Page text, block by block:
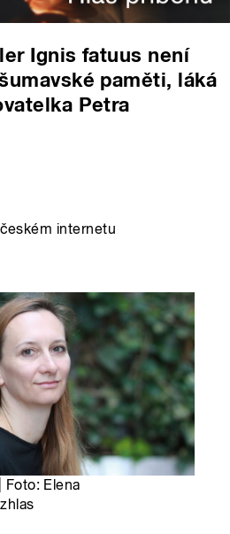
Ignis fatuus není
paměti, láká
Petra
internetu
Foto: Elena